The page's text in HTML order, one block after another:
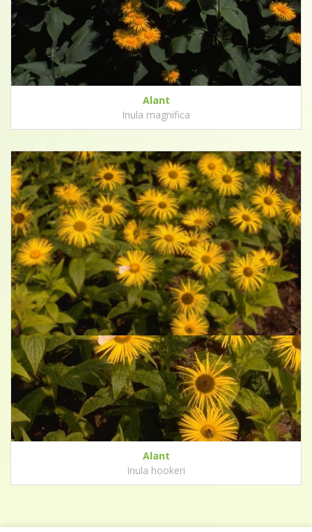
Alant
Inula magnifica
Alant
Inula hookeri